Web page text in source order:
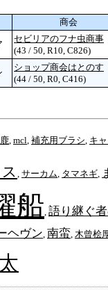
商会
セビリアのフナ虫商事
(43 / 50, R10, C826)
ショップ商会はとのす
(44 / 50, R0, C416)
鹿 mcl 補充用ブラシ キ
サーカム タマネギ
船 語り継ぐ
ヘヴン 南蛮 木曾桧
太